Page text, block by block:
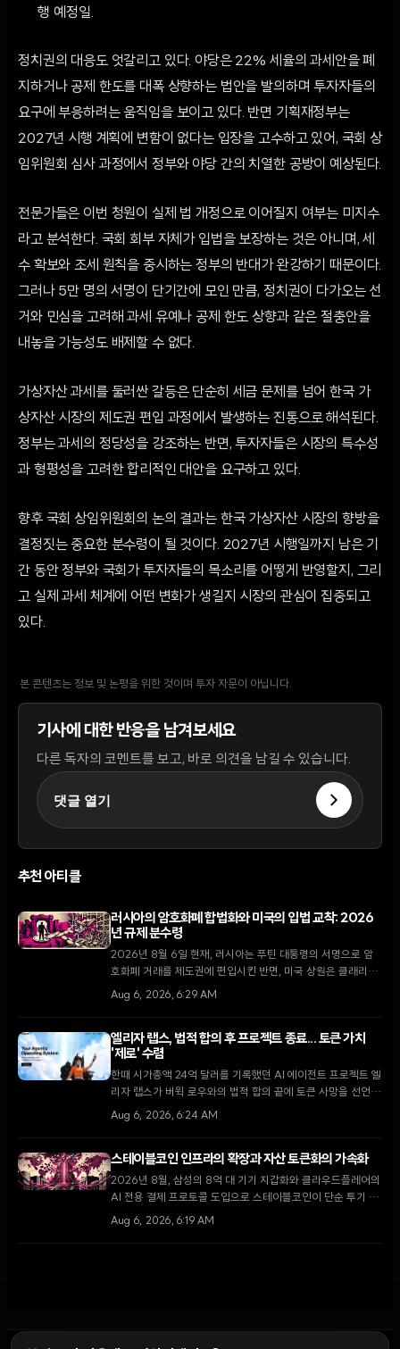
행 예정일.
정치권의 대응도 엇갈리고 있다. 야당은 22% 세율의 과세안을 폐
지하거나 공제 한도를 대폭 상향하는 법안을 발의하며 투자자들의
요구에 부응하려는 움직임을 보이고 있다. 반면 기획재정부는
2027년 시행 계획에 변함이 없다는 입장을 고수하고 있어, 국회 상
임위원회 심사 과정에서 정부와 야당 간의 치열한 공방이 예상된다.
전문가들은 이번 청원이 실제 법 개정으로 이어질지 여부는 미지수
라고 분석한다. 국회 회부 자체가 입법을 보장하는 것은 아니며, 세
수 확보와 조세 원칙을 중시하는 정부의 반대가 완강하기 때문이다.
그러나 5만 명의 서명이 단기간에 모인 만큼, 정치권이 다가오는 선
거와 민심을 고려해 과세 유예나 공제 한도 상향과 같은 절충안을
내놓을 가능성도 배제할 수 없다.
가상자산 과세를 둘러싼 갈등은 단순히 세금 문제를 넘어 한국 가
상자산 시장의 제도권 편입 과정에서 발생하는 진통으로 해석된다.
정부는 과세의 정당성을 강조하는 반면, 투자자들은 시장의 특수성
과 형평성을 고려한 합리적인 대안을 요구하고 있다.
향후 국회 상임위원회의 논의 결과는 한국 가상자산 시장의 향방을
결정짓는 중요한 분수령이 될 것이다. 2027년 시행일까지 남은 기
간 동안 정부와 국회가 투자자들의 목소리를 어떻게 반영할지, 그리
고 실제 과세 체계에 어떤 변화가 생길지 시장의 관심이 집중되고
있다.
본 콘텐츠는 정보 및 논평을 위한 것이며 투자 자문이 아닙니다.
기사에 대한 반응을 남겨보세요
다른 독자의 코멘트를 보고, 바로 의견을 남길 수 있습니다.
댓글 열기
추천 아티클
러시아의 암호화폐 합법화와 미국의 입법 교착: 2026
년 규제 분수령
2026년 8월 6일 현재, 러시아는 푸틴 대통령의 서명으로 암
호화폐 거래를 제도권에 편입시킨 반면, 미국 상원은 클래리티
법안 처리를 두고 8월 휴회 전 마지막 진통을 겪고 있다.
Aug 6, 2026, 6:29 AM
엘리자 랩스, 법적 합의 후 프로젝트 종료... 토큰 가치
'제로' 수렴
한때 시가총액 24억 달러를 기록했던 AI 에이전트 프로젝트 엘
리자 랩스가 버윅 로우와의 법적 합의 끝에 토큰 사망을 선언하
고 재단을 해산한다.
Aug 6, 2026, 6:24 AM
스테이블코인 인프라의 확장과 자산 토큰화의 가속화
2026년 8월, 삼성의 8억 대 기기 지갑화와 클라우드플레어의
AI 전용 결제 프로토콜 도입으로 스테이블코인이 단순 투기 수
단을 넘어 글로벌 디지털 경제의 핵심 인프라로 자리 잡고 있
Aug 6, 2026, 6:19 AM